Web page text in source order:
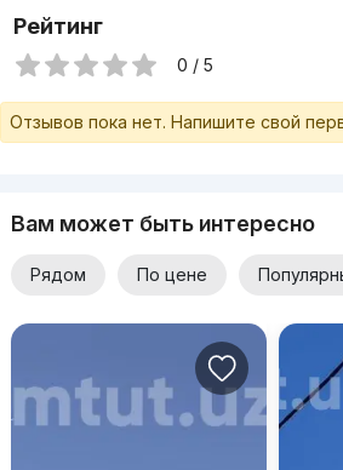
Рейтинг
0 / 5
Отзывов пока нет. Напишите свой
Вам может быть интересно
Рядом По цене